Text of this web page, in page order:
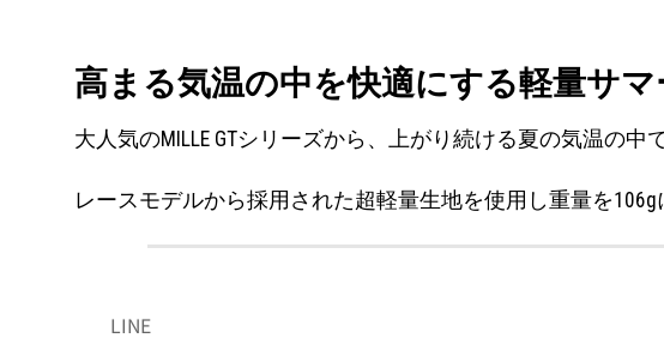
高まる気温の中を快適にする軽量サ
大人気のMILLE GTシリーズから、上がり続ける夏の気温の
レースモデルから採用された超軽量生地を使用し重量を106g
LINE